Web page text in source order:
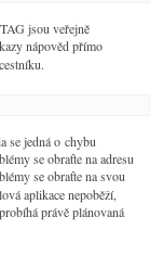
jsou veřejně
nápověd přímo
se jedná o chybu
se obraťte na adresu
se obraťte na svou
aplikace nepoběží,
právě plánovaná